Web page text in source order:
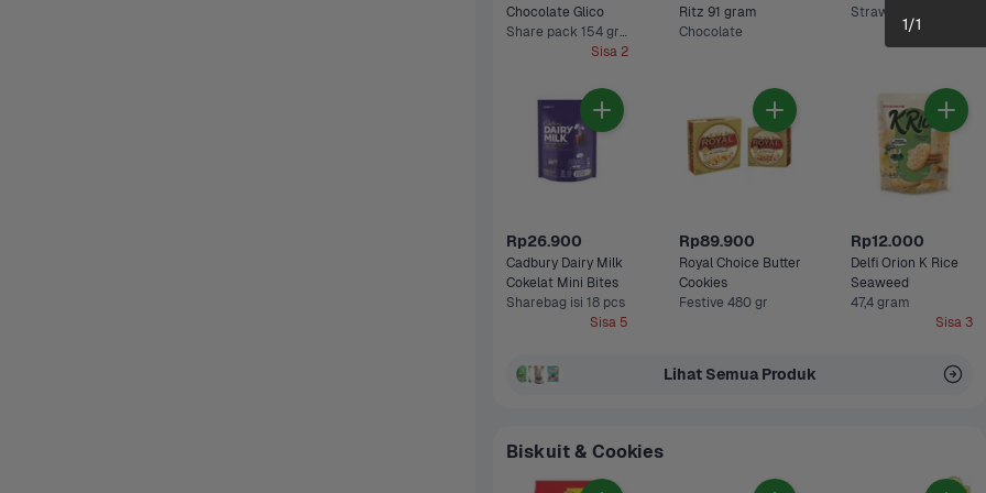
Share pack 154 gram
Sisa 2
Ritz 91 gram
Chocolate
Strawberry
Rp26.900
Cadbury Dairy Milk
Cokelat Mini Bites
Sharebag isi 18 pcs
Sisa 5
Rp89.900
Royal Choice Butter
Cookies
Festive 480 gr
Rp12.000
Delfi Orion K Rice
47,4 gram
Sisa 3
Lihat Semua Produk
Biskuit & Cookies
1/1